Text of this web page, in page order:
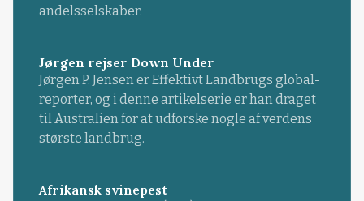
andelsselskaber.
Jørgen rejser Down Under
Jørgen P. Jensen er Effektivt Landbrugs global-
reporter, og i denne artikelserie er han draget
til Australien for at udforske nogle af verdens
største landbrug.
Afrikansk svinepest